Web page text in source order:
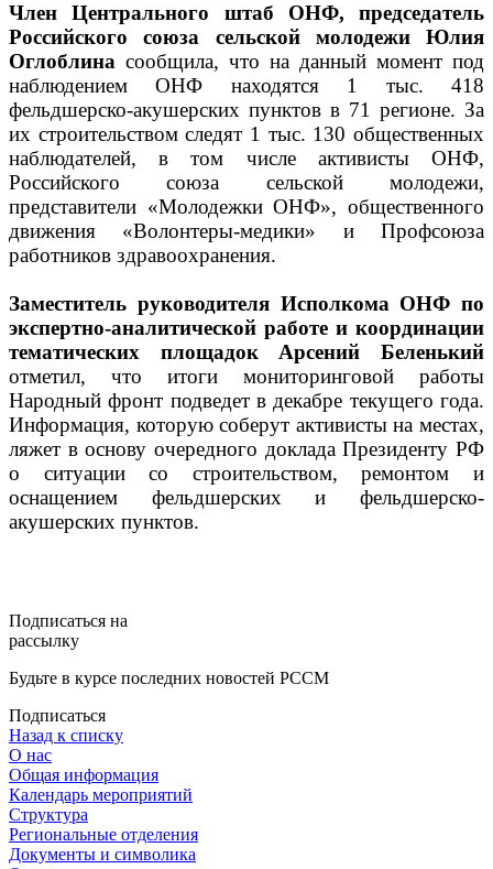
Член Центрального штаб ОНФ, председатель
Российского союза сельской молодежи Юлия
Оглоблина сообщила, что на данный момент под
наблюдением ОНФ находятся 1 тыс. 418
фельдшерско-акушерских пунктов в 71 регионе. За
их строительством следят 1 тыс. 130 общественных
наблюдателей, в том числе активисты ОНФ,
Российского союза сельской молодежи,
представители «Молодежки ОНФ», общественного
движения «Волонтеры-медики» и Профсоюза
работников здравоохранения.
Заместитель руководителя Исполкома ОНФ по
экспертно-аналитической работе и координации
тематических площадок Арсений Беленький
отметил, что итоги мониторинговой работы
Народный фронт подведет в декабре текущего года.
Информация, которую соберут активисты на местах,
ляжет в основу очередного доклада Президенту РФ
о ситуации со строительством, ремонтом и
оснащением фельдшерских и фельдшерско-
акушерских пунктов.
Подписаться на
рассылку
Будьте в курсе последних новостей РССМ
Подписаться
Назад к списку
О нас
Общая информация
Календарь мероприятий
Структура
Региональные отделения
Документы и символика